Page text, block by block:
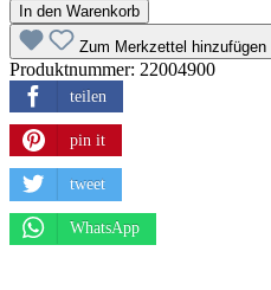
In den Warenkorb
Zum Merkzettel hinzufügen
Produktnummer: 22004900
teilen
pin it
tweet
WhatsApp